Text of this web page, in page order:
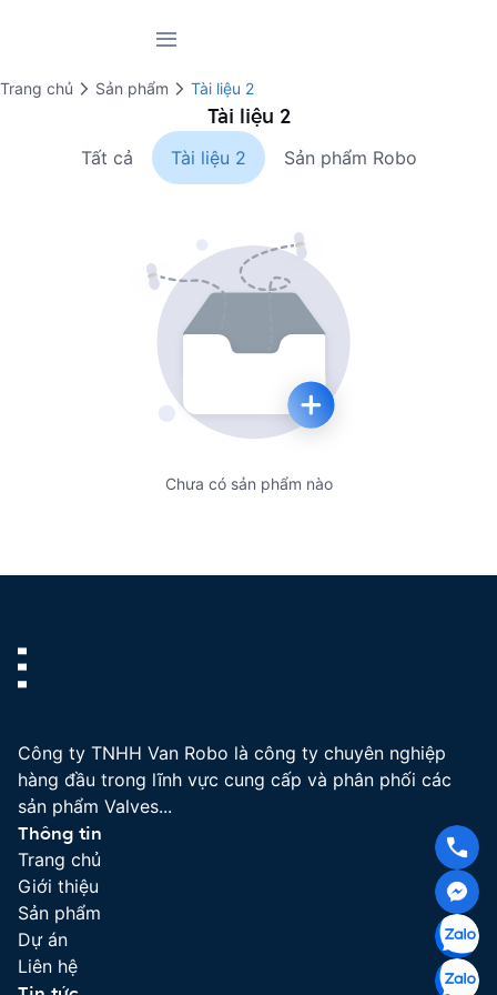
Giới thiệu
Trang chủ Sản phẩm Tài liệu 2
Tài liệu 2
Tất cả Tài liệu 2 Sản phẩm Robo
Chưa có sản phẩm nào
Công ty TNHH Van Robo là công ty chuyên nghiệp
hàng đầu trong lĩnh vực cung cấp và phân phối các
sản phẩm Valves...
Thông tin
Trang chủ
Giới thiệu
Sản phẩm
Dự án
Liên hệ